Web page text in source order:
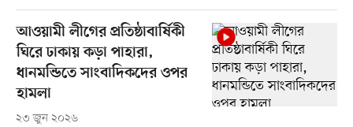
আওয়ামী লীগের প্রতিষ্ঠাবার্ষিকী
ঘিরে ঢাকায় কড়া পাহারা,
ধানমন্ডিতে সাংবাদিকদের ওপর
হামলা
২৩ জুন ২০২৬